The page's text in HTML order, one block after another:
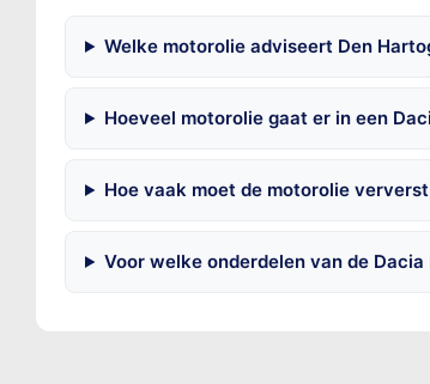
Welke motorolie adviseert Den
Hoeveel motorolie gaat er in een
Hoe vaak moet de motorolie
Voor welke onderdelen van de